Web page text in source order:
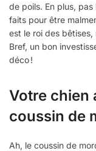
de poils. En plus,
faits pour être
est le roi des
Bref, un bon
déco !
Votre
coussin de
Ah, le coussin de